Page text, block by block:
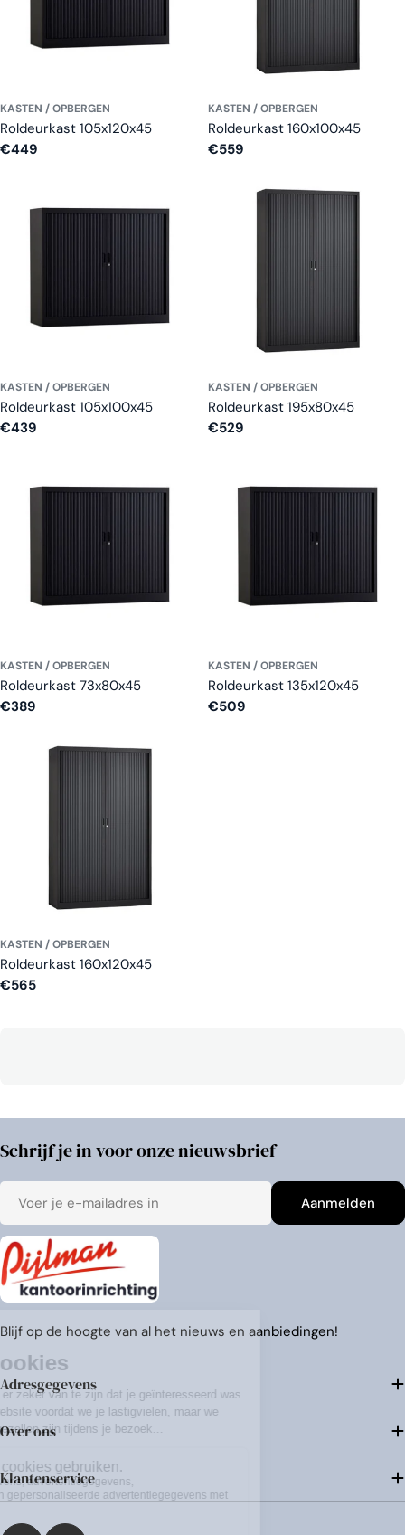
KASTEN / OPBERGEN
Roldeurkast 105x120x45
Normale
€449
KASTEN / OPBERGEN
Roldeurkast 160x100x45
Normale
€559
KASTEN / OPBERGEN
Roldeurkast 105x100x45
Normale
€439
KASTEN / OPBERGEN
Roldeurkast 195x80x45
Normale
€529
KASTEN / OPBERGEN
Roldeurkast 73x80x45
Normale
€389
KASTEN / OPBERGEN
Roldeurkast 135x120x45
Normale
€509
KASTEN / OPBERGEN
Roldeurkast 160x120x45
Normale
€565
Blijf op de hoogte van al het nieuws en aanbiedingen!
Adresgegevens
Over ons
Klantenservice
Schrijf je in voor onze nieuwsbrief
mail
Aanmelden